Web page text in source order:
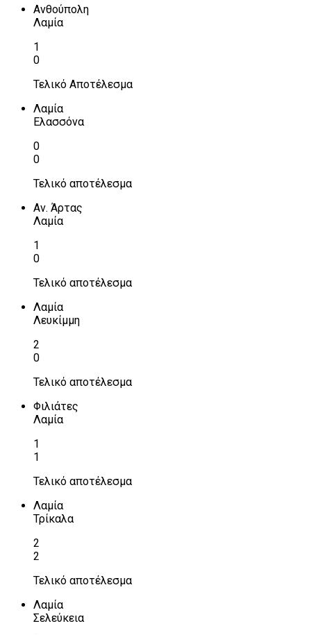
Ανθούπολη
Λαμία
1
0
Τελικό Αποτέλεσμα
Λαμία
Ελασσόνα
0
0
Τελικό αποτέλεσμα
Αν. Άρτας
Λαμία
1
0
Τελικό αποτέλεσμα
Λαμία
Λευκίμμη
2
0
Τελικό αποτέλεσμα
Φιλιάτες
Λαμία
1
1
Τελικό αποτέλεσμα
Λαμία
Τρίκαλα
2
2
Τελικό αποτέλεσμα
Λαμία
Σελεύκεια